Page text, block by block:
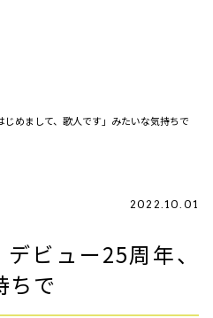
めまして、歌人です」みたいな気持ちで
2022.10.01
ビュー25周年、
ちで